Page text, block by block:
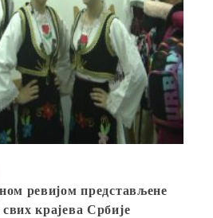
ревијом представљене
крајева Србије